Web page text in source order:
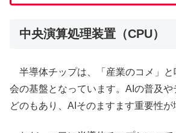
中央演算処理装置（CPU）
半導体チップは、「産業のコメ」と
会の基盤となっています。AIの普及
どのもあり、AIそのますます重要性が